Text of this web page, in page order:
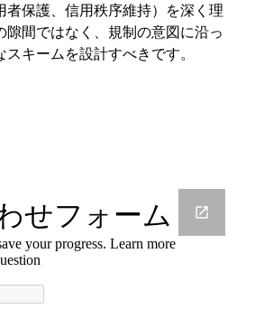
者保護、信用秩序維持）を深く理
隙間ではなく、規制の意図に沿っ
キームを設計すべきです。